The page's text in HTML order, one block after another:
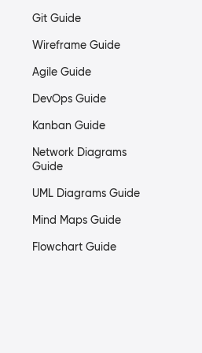
Git Guide
Wireframe Guide
Agile Guide
DevOps Guide
Kanban Guide
Network Diagrams
Guide
UML Diagrams Guide
Mind Maps Guide
Flowchart Guide